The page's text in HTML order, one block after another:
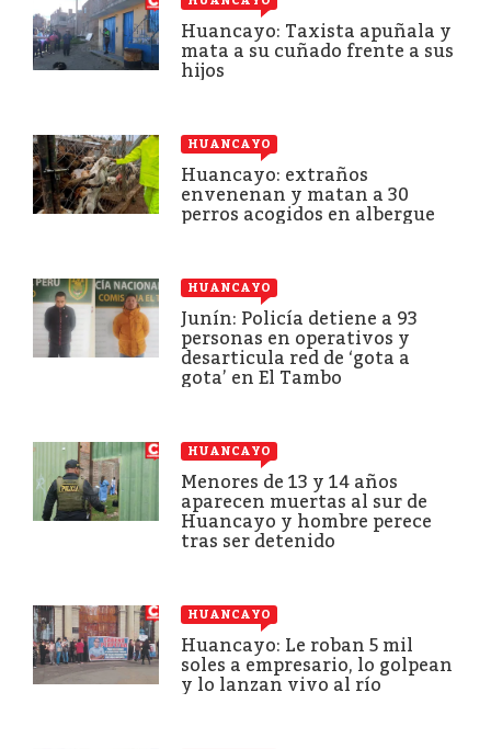
Huancayo: Taxista apuñala y
mata a su cuñado frente a sus
hijos
HUANCAYO
Huancayo: extraños
envenenan y matan a 30
perros acogidos en albergue
HUANCAYO
Junín: Policía detiene a 93
personas en operativos y
desarticula red de ‘gota a
gota’ en El Tambo
HUANCAYO
Menores de 13 y 14 años
aparecen muertas al sur de
Huancayo y hombre perece
tras ser detenido
HUANCAYO
Huancayo: Le roban 5 mil
soles a empresario, lo golpean
y lo lanzan vivo al río